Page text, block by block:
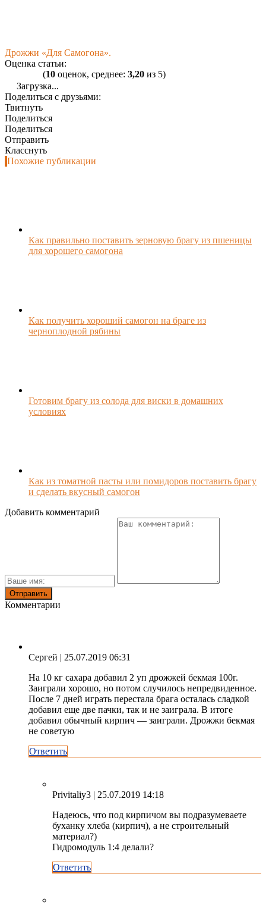
Дрожжи «Для Самогона».
Оценка статьи:
(10 оценок, среднее: 3,20 из 5)
Загрузка...
Поделиться с друзьями:
Твитнуть
Поделиться
Поделиться
Отправить
Класснуть
Похожие публикации
Как правильно поставить зерновую брагу из пшеницы
для хорошего самогона
Как получить хороший самогон на браге из
черноплодной рябины
Готовим брагу из солода для виски в домашних
условиях
Как из томатной пасты или помидоров поставить брагу
и сделать вкусный самогон
Добавить комментарий
Комментарии
Сергей | 25.07.2019 06:31
На 10 кг сахара добавил 2 уп дрожжей бекмая 100г.
Заиграли хорошо, но потом случилось непредвиденное.
После 7 дней играть перестала брага осталась сладкой
добавил еще две пачки, так и не заиграла. В итоге
добавил обычный кирпич — заиграли. Дрожжи бекмая
не советую
Ответить
Privitaliy3 | 25.07.2019 14:18
Надеюсь, что под кирпичом вы подразумеваете
буханку хлеба (кирпич), а не строительный
материал?)
Гидромодуль 1:4 делали?
Ответить